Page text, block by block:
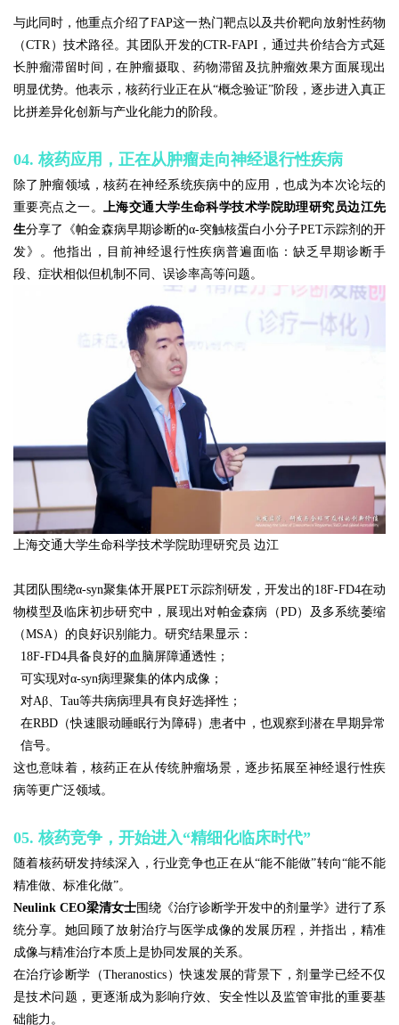
与此同时，他重点介绍了FAP这一热门靶点以及共价靶向放射性药物
（CTR）技术路径。其团队开发的CTR-FAPI，通过共价结合方式延
长肿瘤滞留时间，在肿瘤摄取、药物滞留及抗肿瘤效果方面展现出
明显优势。他表示，核药行业正在从“概念验证”阶段，逐步进入真正
比拼差异化创新与产业化能力的阶段。
04. 核药应用，正在从肿瘤走向神经退行性疾病
除了肿瘤领域，核药在神经系统疾病中的应用，也成为本次论坛的
重要亮点之一。
上海交通大学生命科学技术学院助理研究员边江先
生分享了《帕金森病早期诊断的α-突触核蛋白小分子PET示踪剂的开
发》。他指出，目前神经退行性疾病普遍面临：缺乏早期诊断手
段、症状相似但机制不同、误诊率高等问题。
上海交通大学生命科学技术学院助理研究员 边江
其团队围绕α-syn聚集体开展PET示踪剂研发，开发出的18F-FD4在动
物模型及临床初步研究中，展现出对帕金森病（PD）及多系统萎缩
（MSA）的良好识别能力。研究结果显示：
18F-FD4具备良好的血脑屏障通透性；
可实现对α-syn病理聚集的体内成像；
对Aβ、Tau等共病病理具有良好选择性；
在RBD（快速眼动睡眠行为障碍）患者中，也观察到潜在早期异常
信号。
这也意味着，核药正在从传统肿瘤场景，逐步拓展至神经退行性疾
病等更广泛领域。
05. 核药竞争，开始进入“精细化临床时代”
随着核药研发持续深入，行业竞争也正在从“能不能做”转向“能不能
精准做、标准化做”。
Neulink CEO梁清女士围绕《治疗诊断学开发中的剂量学》进行了系
统分享。她回顾了放射治疗与医学成像的发展历程，并指出，精准
成像与精准治疗本质上是协同发展的关系。
在治疗诊断学（Theranostics）快速发展的背景下，剂量学已经不仅
是技术问题，更逐渐成为影响疗效、安全性以及监管审批的重要基
础能力。